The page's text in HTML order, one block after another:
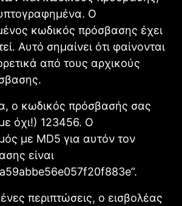
Ο
κωδικός πρόσβασης έχει
Αυτό σημαίνει ότι φαίνονται
από τους αρχικούς
ο κωδικός πρόσβασής σας
όχι!) 123456. Ο
με MD5 για αυτόν τον
είναι
περιπτώσεις, ο εισβολέας